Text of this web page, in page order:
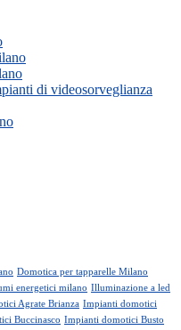
di videosorveglianza
Domotica per tapparelle Milano
energetici milano Illuminazione a led
Agrate Brianza Impianti domotici
Buccinasco Impianti domotici Busto